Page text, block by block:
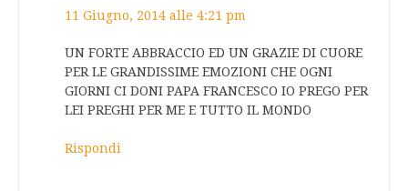
11 Giugno, 2014 alle 4:21 pm
UN FORTE ABBRACCIO ED UN GRAZIE DI CUORE
PER LE GRANDISSIME EMOZIONI CHE OGNI
GIORNI CI DONI PAPA FRANCESCO IO PREGO PER
LEI PREGHI PER ME E TUTTO IL MONDO
Rispondi